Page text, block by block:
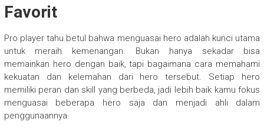
Favorit
Pro player tahu betul bahwa menguasai hero adalah kunci utama
untuk meraih kemenangan. Bukan hanya sekadar bisa
memainkan hero dengan baik, tapi bagaimana cara memahami
kekuatan dan kelemahan dari hero tersebut. Setiap hero
memiliki peran dan skill yang berbeda, jadi lebih baik kamu fokus
menguasai beberapa hero saja dan menjadi ahli dalam
penggunaannya.